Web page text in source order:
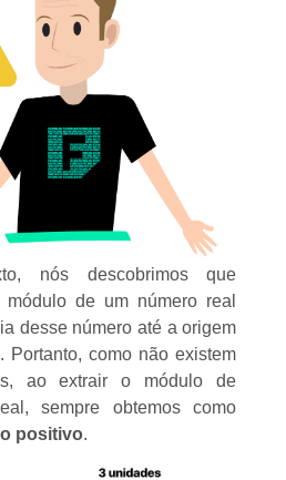
nós descobrimos que
módulo de um número real
desse número até a origem
Portanto, como não existem
ao extrair o módulo de
sempre obtemos como
positivo.